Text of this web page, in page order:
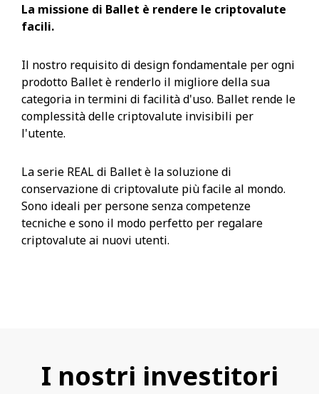
La missione di Ballet è rendere le criptovalute
facili.
Il nostro requisito di design fondamentale per ogni
prodotto Ballet è renderlo il migliore della sua
categoria in termini di facilità d'uso. Ballet rende le
complessità delle criptovalute invisibili per
l'utente.
La serie REAL di Ballet è la soluzione di
conservazione di criptovalute più facile al mondo.
Sono ideali per persone senza competenze
tecniche e sono il modo perfetto per regalare
criptovalute ai nuovi utenti.
I nostri investitori